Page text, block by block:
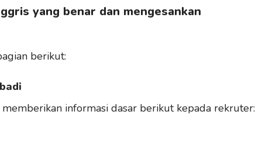
yang benar dan mengesankan
berikut:
informasi dasar berikut kepada rekruter: